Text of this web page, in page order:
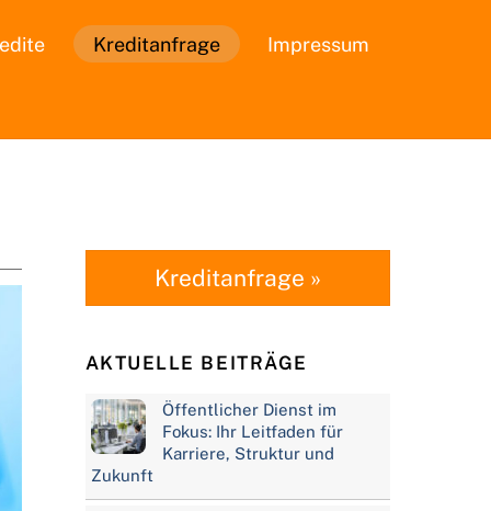
Kreditanfrage Impressum
Kreditanfrage »
AKTUELLE BEITRÄGE
Öffentlicher Dienst im
Fokus: Ihr Leitfaden für
Karriere, Struktur und
Zukunft